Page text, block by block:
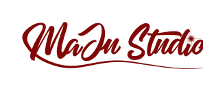
contenido